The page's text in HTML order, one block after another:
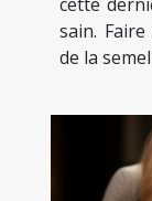
sain.
de la